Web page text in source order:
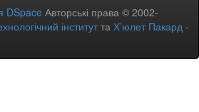
DSpace Авторські права © 2002-
інститутта Х’юлет Пакард -